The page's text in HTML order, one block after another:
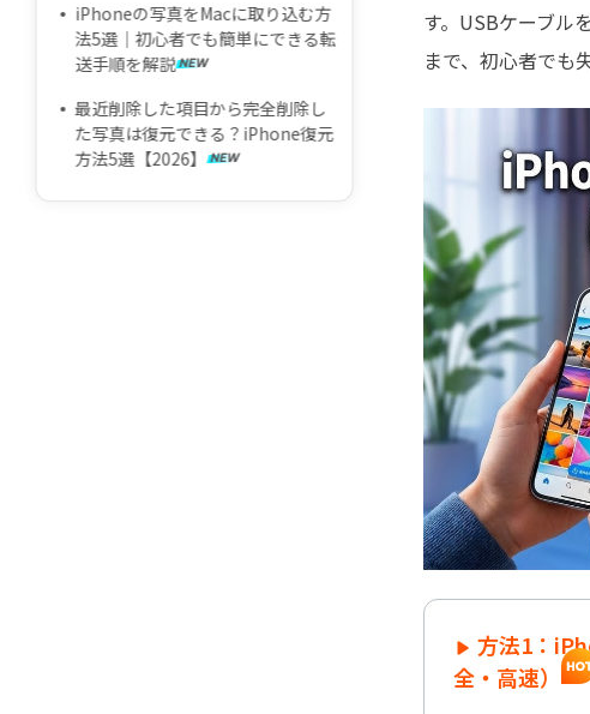
写真をHEICからJPGに変更する方
法
iPhone写真のストレージ容量を減
らす方法
iPhoneの写真をMacに取り込む方
法5選｜初心者でも簡単にできる転
送手順を解説
最近削除した項目から完全削除し
た写真は復元できる？iPhone復元
方法5選【2026】
す。USBケーブル
まで、初心者でも
方法1：
全・高速）